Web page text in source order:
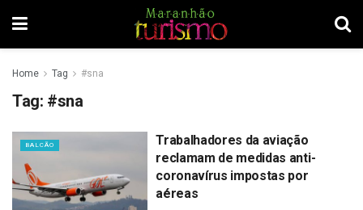
Home Tag #sna
Tag: #sna
BALCÃO
Trabalhadores da aviação
reclamam de medidas anti-
coronavírus impostas por
aéreas